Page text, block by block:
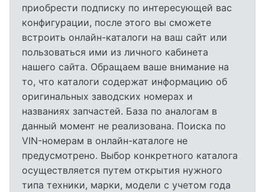
приобрести подписку по интересующей вас
конфигурации, после этого вы сможете
встроить онлайн-каталоги на ваш сайт или
пользоваться ими из личного кабинета
нашего сайта. Обращаем ваше внимание на
то, что каталоги содержат информацию об
оригинальных заводских номерах и
названиях запчастей. База по аналогам в
данный момент не реализована. Поиска по
VIN-номерам в онлайн-каталоге не
предусмотрено. Выбор конкретного каталога
осуществляется путем открытия нужного
типа техники, марки, модели с учетом года